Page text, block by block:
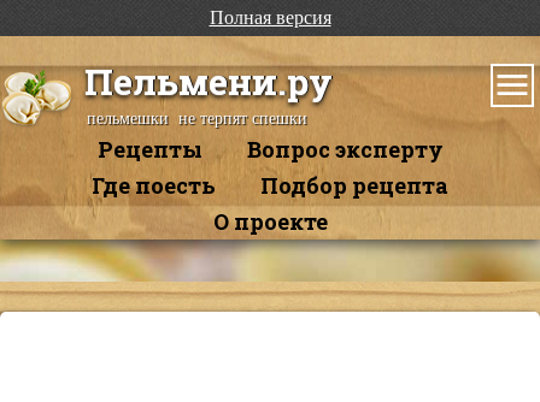
Полная версия
Пельмени.ру
пельмешки не терпят спешки
Рецепты
Вопрос эксперту
Где поесть
Подбор рецепта
О проекте